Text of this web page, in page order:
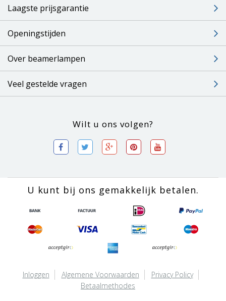
Laagste prijsgarantie
Openingstijden
Over beamerlampen
Veel gestelde vragen
Wilt u ons volgen?
U kunt bij ons gemakkelijk betalen.
Inloggen Algemene Voorwaarden
Privacy Policy
Betaalmethodes